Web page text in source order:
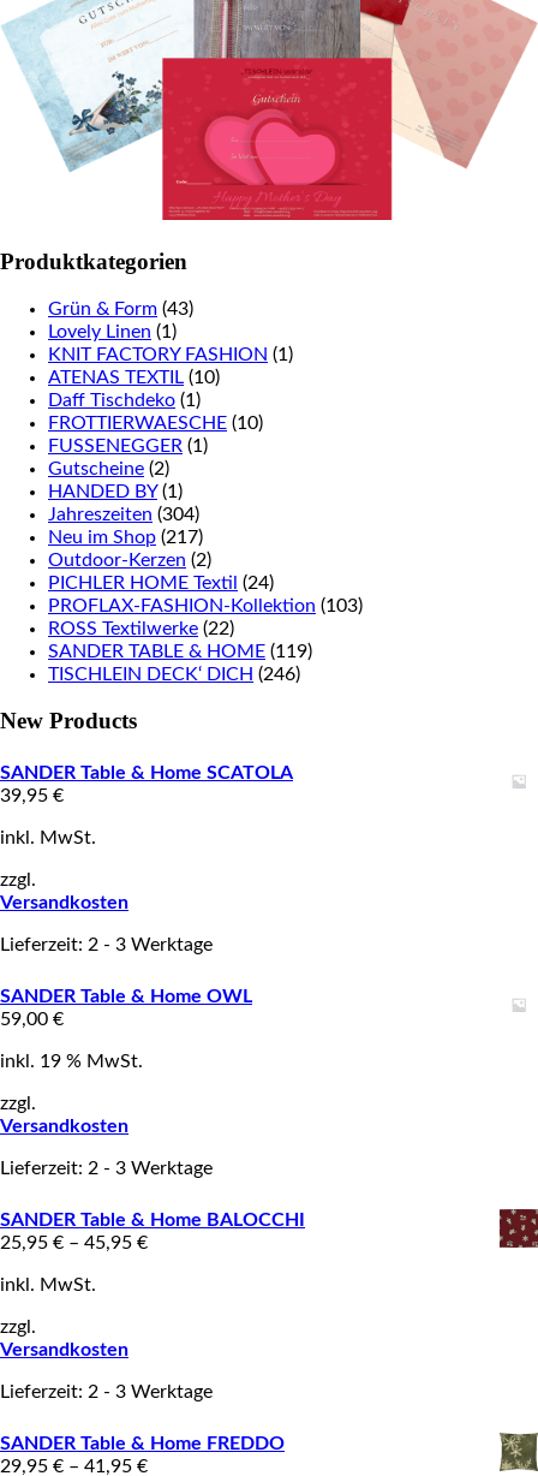
Produktkategorien
Grün & Form (43)
Lovely Linen (1)
KNIT FACTORY FASHION (1)
ATENAS TEXTIL (10)
Daff Tischdeko (1)
FROTTIERWAESCHE (10)
FUSSENEGGER (1)
Gutscheine (2)
HANDED BY (1)
Jahreszeiten (304)
Neu im Shop (217)
Outdoor-Kerzen (2)
PICHLER HOME Textil (24)
PROFLAX-FASHION-Kollektion (103)
ROSS Textilwerke (22)
SANDER TABLE & HOME (119)
TISCHLEIN DECK‘ DICH (246)
New Products
SANDER Table & Home SCATOLA
39,95 €
inkl. MwSt.
zzgl.
Versandkosten
Lieferzeit: 2 - 3 Werktage
SANDER Table & Home OWL
59,00 €
inkl. 19 % MwSt.
zzgl.
Versandkosten
Lieferzeit: 2 - 3 Werktage
SANDER Table & Home BALOCCHI
25,95 € – 45,95 €
inkl. MwSt.
zzgl.
Versandkosten
Lieferzeit: 2 - 3 Werktage
SANDER Table & Home FREDDO
29,95 € – 41,95 €